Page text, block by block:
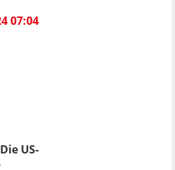
07:04
US-